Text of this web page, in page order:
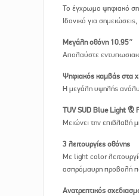
Το έγχρωμο ψηφιακό
Ιδανικό για
Μεγάλη οθόνη 10.95″
Απολαύστε
Ψηφιακός καμβάς στα
Η μεγάλη υψηλής
TUV SUD Blue Light &
Μειώνει την επιβλαβή
3 λειτουργίες οθόνης
Με light color
ασπρόμαυρη προβολή
Ανατρεπτικός